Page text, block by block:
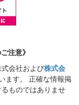
注意》
会社および株式会
ます。 正確な情報掲
ものではありませ